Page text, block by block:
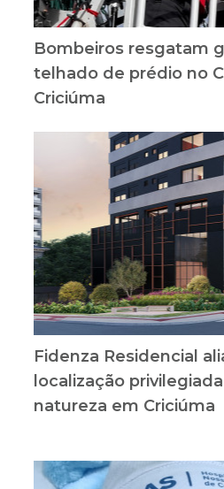
Bombeiros resgatam
telhado de prédio no
Criciúma
Fidenza Residencial
localização
natureza em Criciúma